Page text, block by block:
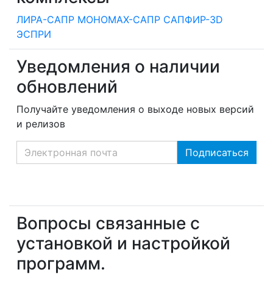
ЛИРА-САПР МОНОМАХ-САПР САПФИР-3D
ЭСПРИ
Уведомления о наличии
обновлений
Получайте уведомления о выходе новых версий
и релизов
Вопросы связанные с
установкой и настройкой
программ.